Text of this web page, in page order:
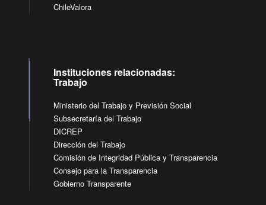
ChileValora
Instituciones relacionadas:
Trabajo
Ministerio del Trabajo y Previsión Social
Subsecretaría del Trabajo
DICREP
Dirección del Trabajo
Comisión de Integridad Pública y Transparencia
Consejo para la Transparencia
Gobierno Transparente